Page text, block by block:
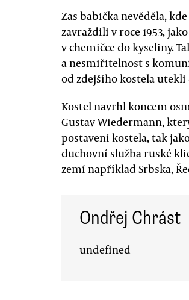
Zas babička nevěděla,
zavraždili v roce 1953,
v chemičce do kyseliny.
a nesmiřitelnost s
od zdejšího kostela
Kostel navrhl koncem
Gustav Wiedermann,
postavení kostela, tak
duchovní služba ruské
zemí například Srbska,
Ondřej Chrást
undefined